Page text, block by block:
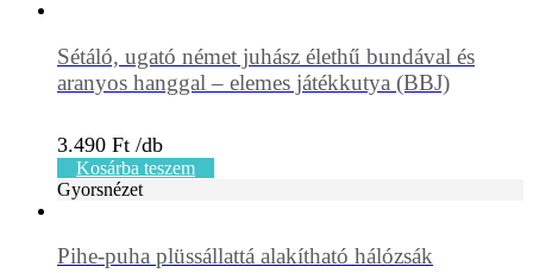
Sétáló, ugató német juhász élethű bundával és
aranyos hanggal – elemes játékkutya (BBJ)
3.490 Ft
Kosárba teszem
Gyorsnézet
Pihe-puha plüssállattá alakítható hálózsák